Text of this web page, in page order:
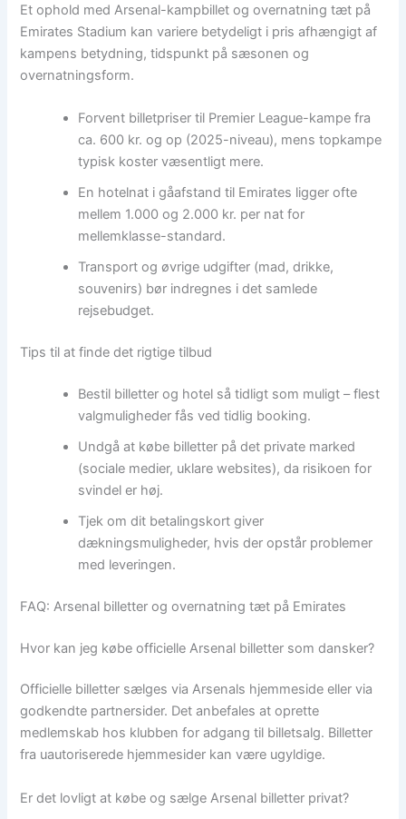
Et ophold med Arsenal-kampbillet og overnatning tæt på
Emirates Stadium kan variere betydeligt i pris afhængigt af
kampens betydning, tidspunkt på sæsonen og
overnatningsform.
Forvent billetpriser til Premier League-kampe fra
ca. 600 kr. og op (2025-niveau), mens topkampe
typisk koster væsentligt mere.
En hotelnat i gåafstand til Emirates ligger ofte
mellem 1.000 og 2.000 kr. per nat for
mellemklasse-standard.
Transport og øvrige udgifter (mad, drikke,
souvenirs) bør indregnes i det samlede
rejsebudget.
Tips til at finde det rigtige tilbud
Bestil billetter og hotel så tidligt som muligt – flest
valgmuligheder fås ved tidlig booking.
Undgå at købe billetter på det private marked
(sociale medier, uklare websites), da risikoen for
svindel er høj.
Tjek om dit betalingskort giver
dækningsmuligheder, hvis der opstår problemer
med leveringen.
FAQ: Arsenal billetter og overnatning tæt på Emirates
Hvor kan jeg købe officielle Arsenal billetter som dansker?
Officielle billetter sælges via Arsenals hjemmeside eller via
godkendte partnersider. Det anbefales at oprette
medlemskab hos klubben for adgang til billetsalg. Billetter
fra uautoriserede hjemmesider kan være ugyldige.
Er det lovligt at købe og sælge Arsenal billetter privat?